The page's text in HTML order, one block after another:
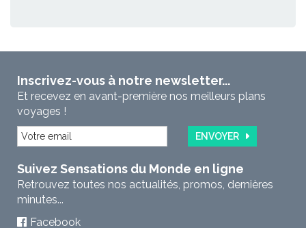
Inscrivez-vous à notre newsletter...
Et recevez en avant-première nos meilleurs plans
voyages !
ENVOYER
Suivez Sensations du Monde en ligne
Retrouvez toutes nos actualités, promos, dernières
minutes...
Facebook